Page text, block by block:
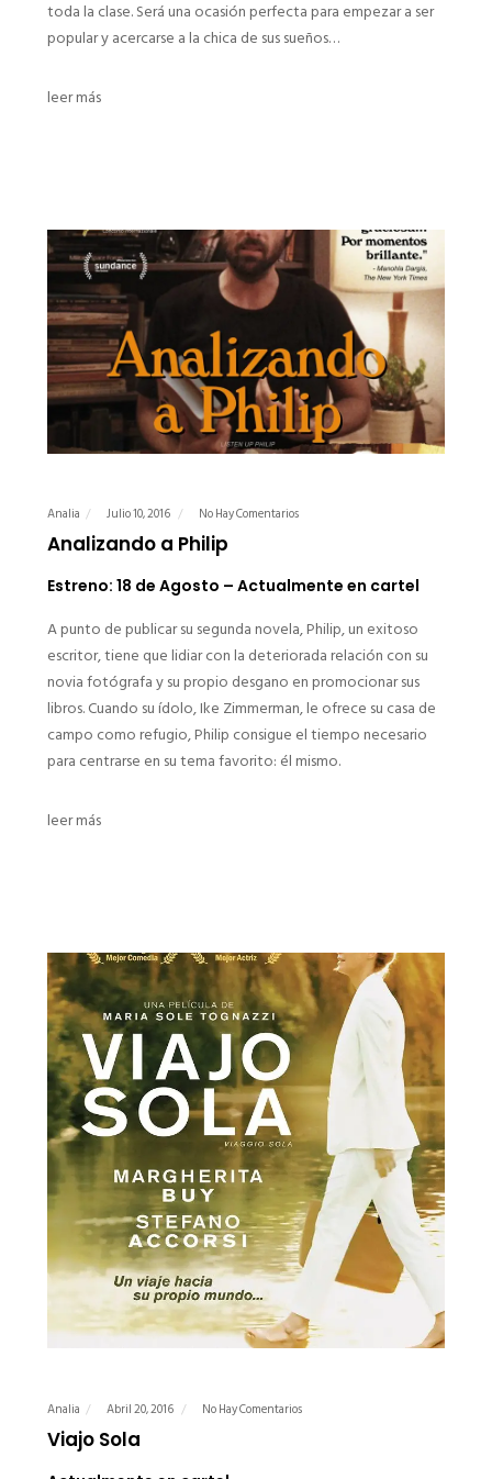
toda la clase. Será una ocasión perfecta para empezar a ser
popular y acercarse a la chica de sus sueños…
leer más
Analia Julio 10, 2016 No Hay Comentarios
Analizando a Philip
Estreno: 18 de Agosto – Actualmente en cartel
A punto de publicar su segunda novela, Philip, un exitoso
escritor, tiene que lidiar con la deteriorada relación con su
novia fotógrafa y su propio desgano en promocionar sus
libros. Cuando su ídolo, Ike Zimmerman, le ofrece su casa de
campo como refugio, Philip consigue el tiempo necesario
para centrarse en su tema favorito: él mismo.
leer más
Analia Abril 20, 2016 No Hay Comentarios
Viajo Sola